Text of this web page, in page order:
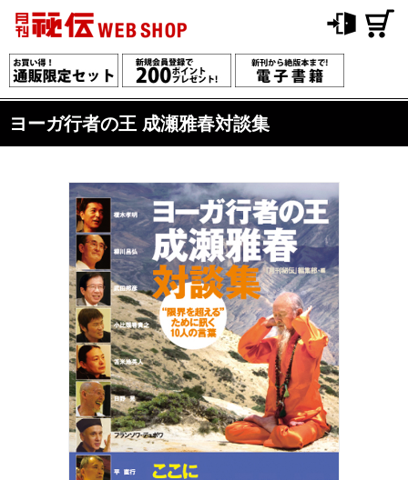
ヨーガ行者の王 成瀬雅春対談集